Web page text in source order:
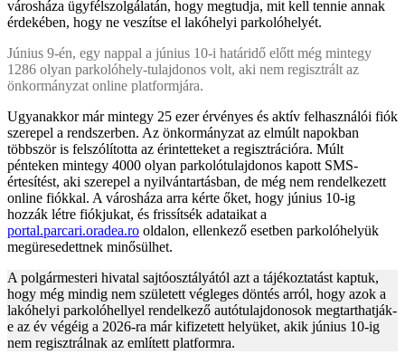
városháza ügyfélszolgálatán, hogy megtudja, mit kell tennie annak
érdekében, hogy ne veszítse el lakóhelyi parkolóhelyét.
Június 9-én, egy nappal a június 10-i határidő előtt még mintegy
1286 olyan parkolóhely-tulajdonos volt, aki nem regisztrált az
önkormányzat online platformjára.
Ugyanakkor már mintegy 25 ezer érvényes és aktív felhasználói fiók
szerepel a rendszerben. Az önkormányzat az elmúlt napokban
többször is felszólította az érintetteket a regisztrációra. Múlt
pénteken mintegy 4000 olyan parkolótulajdonos kapott SMS-
értesítést, aki szerepel a nyilvántartásban, de még nem rendelkezett
online fiókkal. A városháza arra kérte őket, hogy június 10-ig
hozzák létre fiókjukat, és frissítsék adataikat a
portal.parcari.oradea.ro oldalon, ellenkező esetben parkolóhelyük
megüresedettnek minősülhet.
A polgármesteri hivatal sajtóosztályától azt a tájékoztatást kaptuk,
hogy még mindig nem született végleges döntés arról, hogy azok a
lakóhelyi parkolóhellyel rendelkező autótulajdonosok megtarthatják-
e az év végéig a 2026-ra már kifizetett helyüket, akik június 10-ig
nem regisztrálnak az említett platformra.